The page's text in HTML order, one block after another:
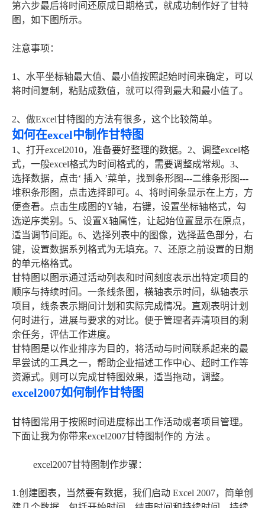
第六步最后将时间还原成日期格式，就成功制作好了甘特
图，如下图所示。
注意事项：
1、水平坐标轴最大值、最小值按照起始时间来确定，可以
将时间复制，粘贴成数值，就可以得到最大和最小值了。
2、做Excel甘特图的方法有很多，这个比较简单。
如何在excel中制作甘特图
1、打开excel2010，准备要好整理的数据。2、调整excel格
式，一般excel格式为时间格式的，需要调整成常规。3、
选择数据，点击‘ 插入 ’菜单，找到条形图---二维条形图---
堆积条形图，点击选择即可。4、将时间条显示在上方，方
便查看。点击生成图的Y轴，右键，设置坐标轴格式，勾
选逆序类别。5、设置X轴属性，让起始位置显示在原点，
适当调节间距。6、选择列表中的图像，选择蓝色部分，右
键，设置数据系列格式为无填充。7、还原之前设置的日期
的单元格格式。
甘特图以图示通过活动列表和时间刻度表示出特定项目的
顺序与持续时间。一条线条图，横轴表示时间，纵轴表示
项目，线条表示期间计划和实际完成情况。直观表明计划
何时进行，进展与要求的对比。便于管理者弄清项目的剩
余任务，评估工作进度。
甘特图是以作业排序为目的，将活动与时间联系起来的最
早尝试的工具之一，帮助企业描述工作中心、超时工作等
资源式。则可以完成甘特图效果，适当拖动，调整。
excel2007如何制作甘特图
甘特图常用于按照时间进度标出工作活动或者项目管理。
下面让我为你带来excel2007甘特图制作的 方法 。
excel2007甘特图制作步骤：
1.创建图表，当然要有数据，我们启动 Excel 2007，简单创